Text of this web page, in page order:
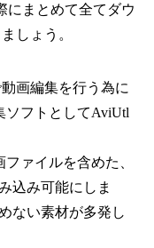
にまとめて全てダウ
しょう。
画編集を行う為に
ソフトとしてAviUtl
ァイルを含めた、
込み可能にしま
ない素材が多発し